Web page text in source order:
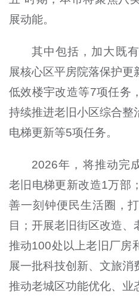
展动能。
其中包括，加大既
展核心区平房院落保护更
低效楼宇改造等7项任务
持续推进老旧小区综合整
电梯更新等5项任务。
2026年，将推动完
老旧电梯更新改造1万部
善一刻钟便民生活圈，
目；开展老旧街区改造、
推动100处以上老旧厂房
展一批科技创新、文旅消
推动老城区功能优化、业